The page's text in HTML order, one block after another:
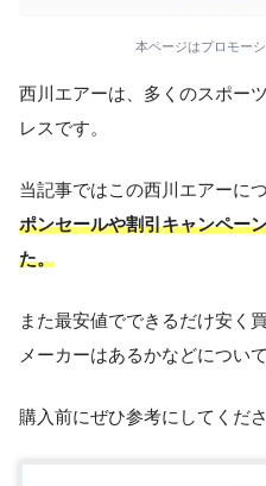
本ページはプロモー
西川エアーは、多くのスポー
レスです。
当記事ではこの西川エアーにつ
ポンセールや割引キャンペー
た。
また最安値でできるだけ安く
メーカーはあるかなどについ
購入前にぜひ参考にしてくださ